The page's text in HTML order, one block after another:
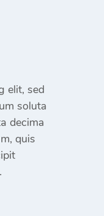
elit, sed
soluta
decima
quis